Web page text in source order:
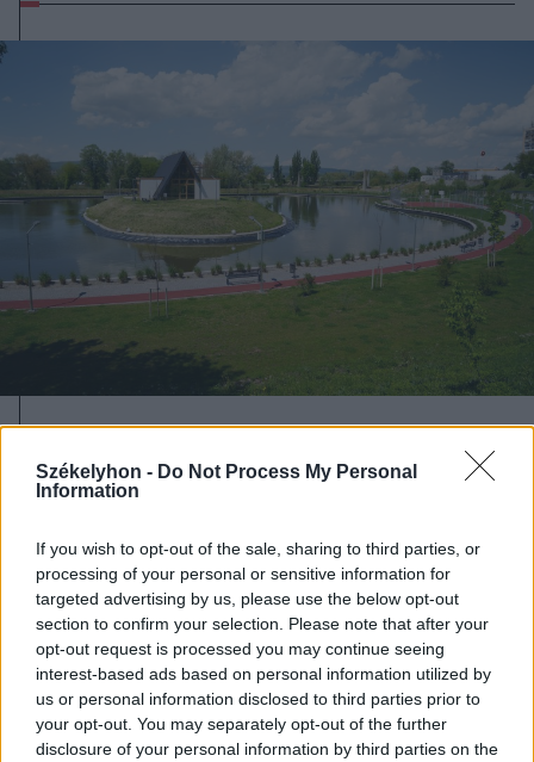
Székelyhon - Do Not Process My Personal
Information
If you wish to opt-out of the sale, sharing to third parties, or
processing of your personal or sensitive information for
targeted advertising by us, please use the below opt-out
section to confirm your selection. Please note that after your
opt-out request is processed you may continue seeing
interest-based ads based on personal information utilized by
us or personal information disclosed to third parties prior to
your opt-out. You may separately opt-out of the further
disclosure of your personal information by third parties on the
Lakossági fórum az Állomás
tó körül